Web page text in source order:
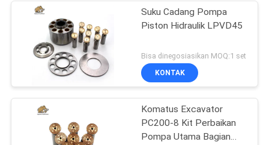
Suku Cadang Pompa
Piston Hidraulik LPVD45
Bisa dinegosiasikan MOQ:1 set
KONTAK
Komatus Excavator
PC200-8 Kit Perbaikan
Pompa Utama Bagian